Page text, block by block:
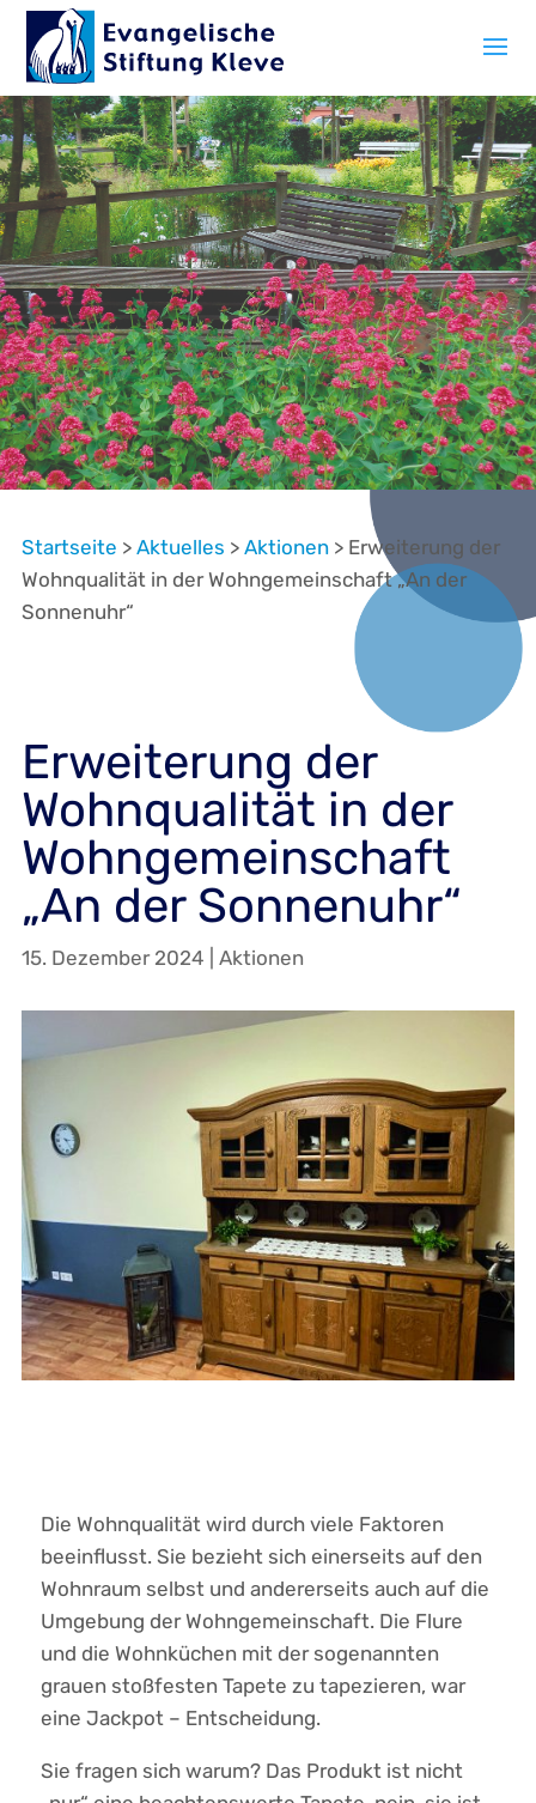
Startseite > Aktuelles > Aktionen> Erweiterung der
Wohnqualität in der Wohngemeinschaft „An der
Sonnenuhr“
Erweiterung der
Wohnqualität in der
Wohngemeinschaft
„An der Sonnenuhr“
15. Dezember 2024 Aktionen
Die Wohnqualität wird durch viele Faktoren
beeinflusst. Sie bezieht sich einerseits auf den
Wohnraum selbst und andererseits auch auf die
Umgebung der Wohngemeinschaft. Die Flure
und die Wohnküchen mit der sogenannten
grauen stoßfesten Tapete zu tapezieren, war
eine Jackpot – Entscheidung.
Sie fragen sich warum? Das Produkt ist nicht